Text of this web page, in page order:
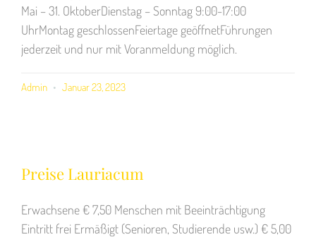
Mai – 31. OktoberDienstag – Sonntag 9:00-17:00
UhrMontag geschlossenFeiertage geöffnetFührungen
jederzeit und nur mit Voranmeldung möglich.
Admin Januar 23, 2023
Preise Lauriacum
Erwachsene € 7,50 Menschen mit Beeinträchtigung
Eintritt frei Ermäßigt (Senioren, Studierende usw.) € 5,00